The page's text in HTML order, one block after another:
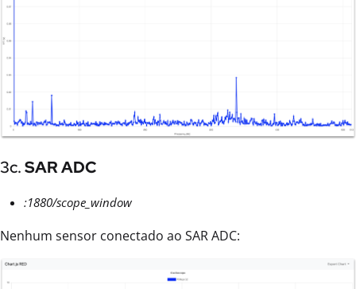
3c.SAR ADC
:1880/scope_window
Nenhum sensor conectado ao SAR ADC: